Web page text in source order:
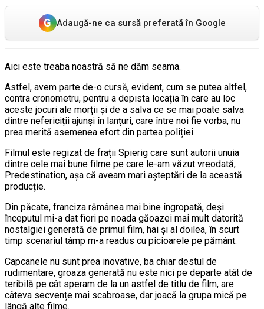
G Adaugă-ne ca sursă preferată în Google
Aici este treaba noastră să ne dăm seama.
Astfel, avem parte de-o cursă, evident, cum se putea altfel,
contra cronometru, pentru a depista locația în care au loc
aceste jocuri ale morții și de a salva ce se mai poate salva
dintre nefericiții ajunși în lanțuri, care între noi fie vorba, nu
prea merită asemenea efort din partea poliției.
Filmul este regizat de frații Spierig care sunt autorii unuia
dintre cele mai bune filme pe care le-am văzut vreodată,
Predestination, așa că aveam mari așteptări de la această
producție.
Din păcate, franciza rămânea mai bine îngropată, deși
începutul mi-a dat fiori pe noada găoazei mai mult datorită
nostalgiei generată de primul film, hai și al doilea, în scurt
timp scenariul tâmp m-a readus cu picioarele pe pământ.
Capcanele nu sunt prea inovative, ba chiar destul de
rudimentare, groaza generată nu este nici pe departe atât de
teribilă pe cât speram de la un astfel de titlu de film, are
câteva secvențe mai scabroase, dar joacă la grupa mică pe
lângă alte filme.